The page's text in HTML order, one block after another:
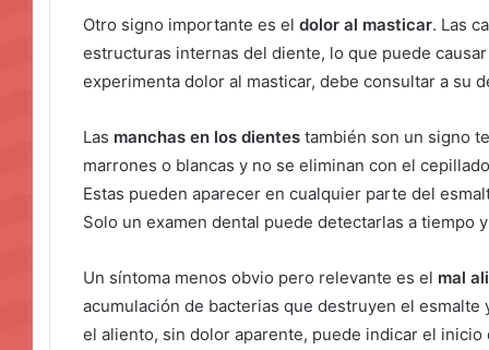
Otro signo importante es el dolor al masticar. Las
estructuras internas del diente, lo que puede
experimenta dolor al masticar, debe consultar a su
Las manchas en los dientes también son un signo
marrones o blancas y no se eliminan con el
Estas pueden aparecer en cualquier parte del
Solo un examen dental puede detectarlas a tiempo
Un síntoma menos obvio pero relevante es el mal
acumulación de bacterias que destruyen el
el aliento, sin dolor aparente, puede indicar el inicio